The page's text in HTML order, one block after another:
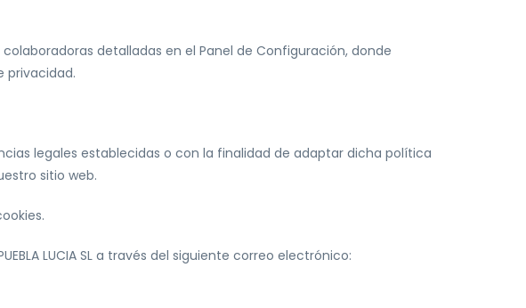
detalladas en el Panel de Configuración, donde
privacidad.
legales establecidas o con la finalidad de adaptar dicha política
sitio web.
LUCIA SL a través del siguiente correo electrónico: